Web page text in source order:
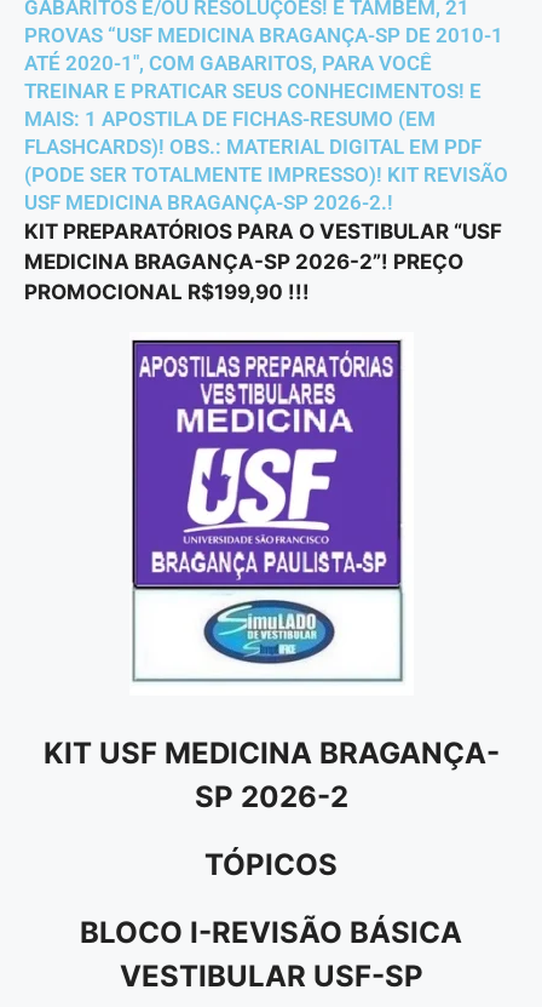
GABARITOS E/OU RESOLUÇÕES! E TAMBÉM, 21
PROVAS “USF MEDICINA BRAGANÇA-SP DE 2010-1
ATÉ 2020-1″, COM GABARITOS, PARA VOCÊ
TREINAR E PRATICAR SEUS CONHECIMENTOS! E
MAIS: 1 APOSTILA DE FICHAS-RESUMO (EM
FLASHCARDS)! OBS.: MATERIAL DIGITAL EM PDF
(PODE SER TOTALMENTE IMPRESSO)! KIT REVISÃO
USF MEDICINA BRAGANÇA-SP 2026-2.!
KIT PREPARATÓRIOS PARA O VESTIBULAR “USF
MEDICINA BRAGANÇA-SP 2026-2”! PREÇO
PROMOCIONAL R$199,90 !!!
KIT USF MEDICINA BRAGANÇA-
SP 2026-2
TÓPICOS
BLOCO I-REVISÃO BÁSICA
VESTIBULAR USF-SP